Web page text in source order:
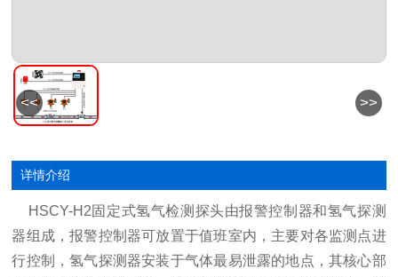
<< >>
详情介绍
HSCY-H2固定式氢气检测探头由报警控制器和氢气探测
器组成，报警控制器可放置于值班室内，主要对各监测点进
行控制，氢气探测器安装于气体最易泄露的地点，其核心部